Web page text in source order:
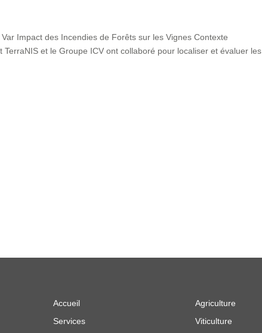
Impact des Incendies de Forêts sur les Vignes Contexte
et le Groupe ICV ont collaboré pour localiser et évaluer les
Accueil
Services
Agriculture
Viticulture